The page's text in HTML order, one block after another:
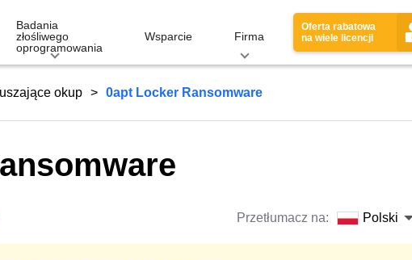
Badania
złośliwego
oprogramowania
Wsparcie Firma
Oferta rabatowa
na wiele licencji
okup 0apt Locker Ransomware
Przetłumacz na: Polski